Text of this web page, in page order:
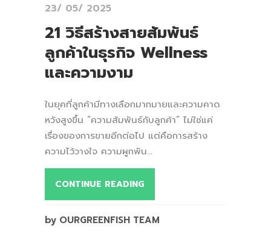
23/ 05/ 2025
21 วิธีสร้างสายสัมพันธ์
ลูกค้าในธุรกิจ Wellness
และความงาม
ในยุคที่ลูกค้ามีทางเลือกมากมายและความคาด
หวังสูงขึ้น “ความสัมพันธ์กับลูกค้า” ไม่ใช่แค่
เรื่องของการขายอีกต่อไป แต่คือการสร้าง
ความไว้วางใจ ความผูกพัน...
CONTINUE READING
by OURGREENFISH TEAM